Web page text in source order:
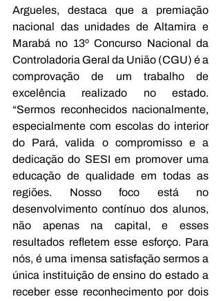
Argueles, destaca que a premiação
nacional das unidades de Altamira e
Marabá no 13º Concurso Nacional da
Controladoria Geral da União (CGU) é a
comprovação de um trabalho de
excelência realizado no estado.
“Sermos reconhecidos nacionalmente,
especialmente com escolas do interior
do Pará, valida o compromisso e a
dedicação do SESI em promover uma
educação de qualidade em todas as
regiões. Nosso foco está no
desenvolvimento contínuo dos alunos,
não apenas na capital, e esses
resultados refletem esse esforço. Para
nós, é uma imensa satisfação sermos a
única instituição de ensino do estado a
receber esse reconhecimento por dois